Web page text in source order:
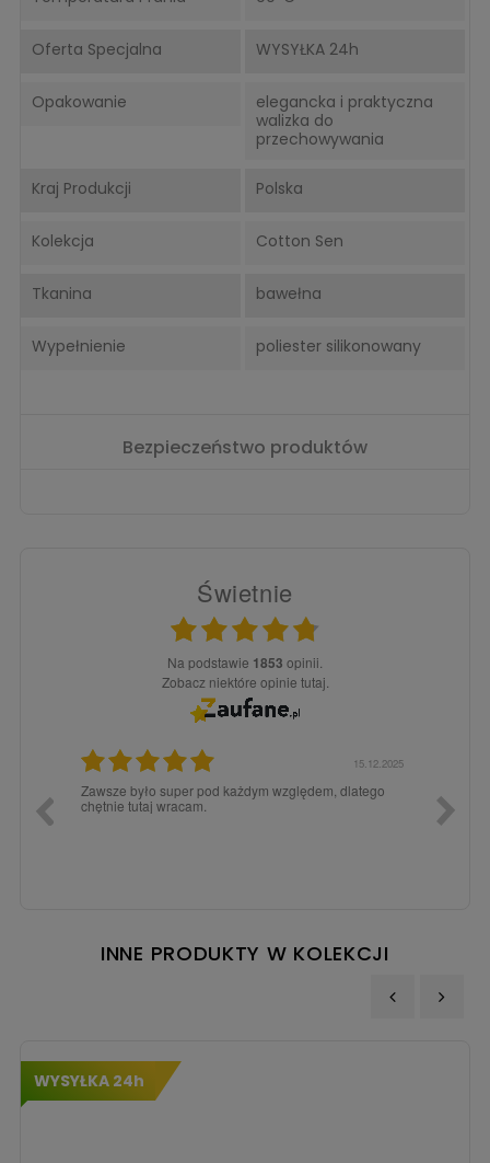
Oferta Specjalna WYSYŁKA 24h
Opakowanie
elegancka i praktyczna
walizka do
przechowywania
Kraj Produkcji Polska
Kolekcja Cotton Sen
Tkanina bawełna
Wypełnienie poliester silikonowany
Bezpieczeństwo produktów
Świetnie
Na podstawie 1853 opinii.
Zobacz niektóre opinie tutaj.
15.12.2025
Zawsze było super pod każdym względem, dlatego
chętnie tutaj wracam.
INNE PRODUKTY W KOLEKCJI
WYSYŁKA 24h